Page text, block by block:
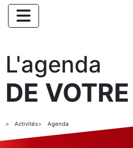
L'agenda
DE
Activités Agenda